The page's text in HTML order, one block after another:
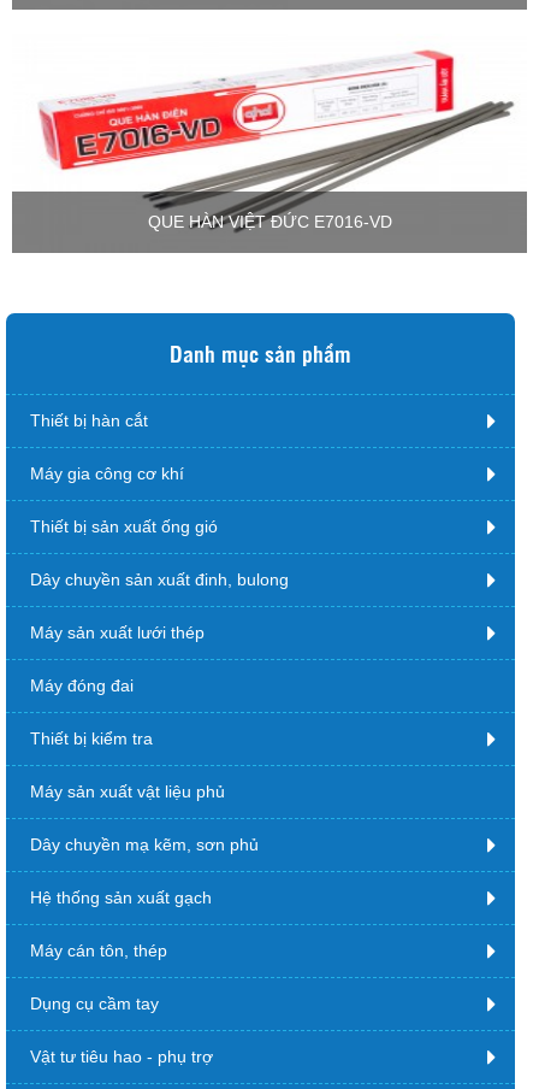
QUE HÀN VIỆT ĐỨC E7016-VD
Danh mục sản phẩm
Thiết bị hàn cắt
Máy gia công cơ khí
Thiết bị sản xuất ống gió
Dây chuyền sản xuất đinh, bulong
Máy sản xuất lưới thép
Máy đóng đai
Thiết bị kiểm tra
Máy sản xuất vật liệu phủ
Dây chuyền mạ kẽm, sơn phủ
Hệ thống sản xuất gạch
Máy cán tôn, thép
Dụng cụ cầm tay
Vật tư tiêu hao - phụ trợ